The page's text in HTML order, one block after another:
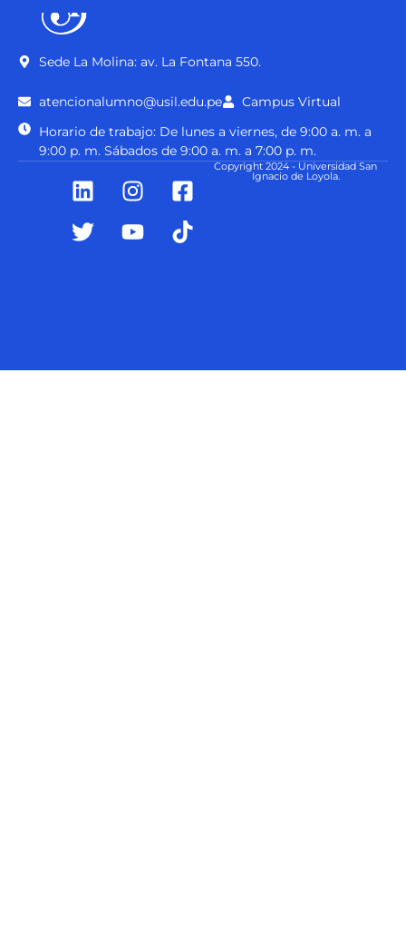
Sede La Molina: av. La Fontana 550.
atencionalumno@usil.edu.pe
Campus Virtual
Horario de trabajo: De lunes a viernes, de 9:00 a. m. a
9:00 p. m. Sábados de 9:00 a. m. a 7:00 p. m.
Copyright 2024 - Universidad San
Ignacio de Loyola.